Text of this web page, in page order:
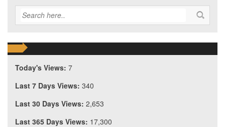
Today's Views: 7
Last 7 Days Views: 340
Last 30 Days Views: 2,653
Last 365 Days Views: 17,300